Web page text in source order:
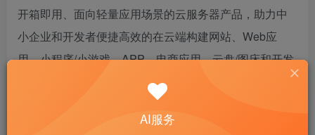
开箱即用、面向轻量应用场景的云服务器产品，助力中
小企业和开发者便捷高效的在云端构建网站、Web应
用、小程序/小游戏、APP、电商应用、云盘/图床和开发
测试环境，相比普通云服务器更加简单易用且更贴近应
用，以套餐形式整体售卖云资源并提供高带宽流量包，
将热门开源软件打包实现一键构建应用，提供极简上云
AI服务